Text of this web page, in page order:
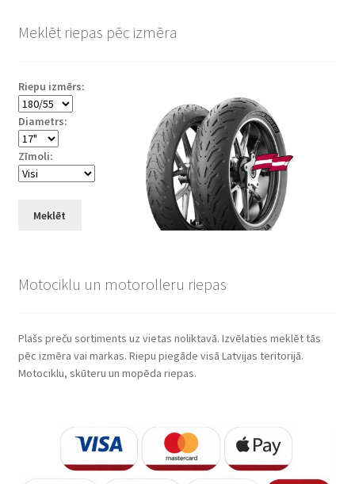
Meklēt riepas pēc izmēra
Riepu izmērs:
Diametrs:
Zīmoli:
Meklēt
Motociklu un motorolleru riepas
Plašs preču sortiments uz vietas noliktavā. Izvēlaties meklēt tās
pēc izmēra vai markas. Riepu piegāde visā Latvijas teritorijā.
Motociklu, skūteru un mopēda riepas.